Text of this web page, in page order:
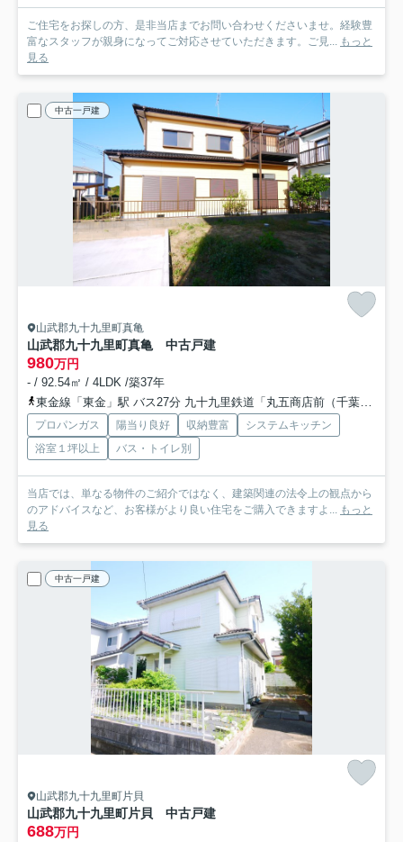
ご住宅をお探しの方、是非当店までお問い合わせくださいませ。経験豊
富なスタッフが親身になってご対応させていただきます。ご見... もっと
見る
中古一戸建
山武郡九十九里町真亀
山武郡九十九里町真亀 中古戸建
980万円
- / 92.54㎡ / 4LDK /築37年
東金線「東金」駅 バス27分 九十九里鉄道「丸五商店前（千葉県）」 停歩7分
プロパンガス 陽当り良好 収納豊富
システムキッチン
浴室１坪以上
バス・トイレ別
当店では、単なる物件のご紹介ではなく、建築関連の法令上の観点から
のアドバイスなど、お客様がより良い住宅をご購入できますよ... もっと
見る
中古一戸建
山武郡九十九里町片貝
山武郡九十九里町片貝 中古戸建
688万円